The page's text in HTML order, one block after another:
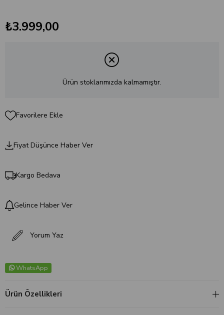
₺3.999,00
Ürün stoklarımızda kalmamıştır.
Favorilere Ekle
Fiyat Düşünce Haber Ver
Kargo Bedava
Gelince Haber Ver
Yorum Yaz
WhatsApp
Ürün Özellikleri